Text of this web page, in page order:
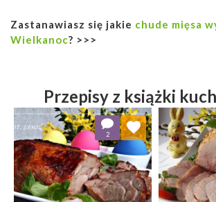
Zastanawiasz się jakie chude mięsa
Wielkanoc? >>>
Przepisy z książki
2
Dodaj do ulubionych
Wybierz listę: